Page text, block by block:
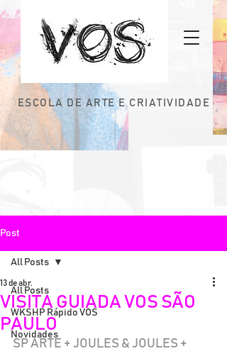
ESCOLA DE ARTE E CRIATIVIDADE
Post
All Posts
WKSHP Rápido VOS
Novidades
All Posts
VISITA GUIADA VOS SÃO
PAULO
13 de abr.
SP ARTE + JOULES & JOULES +